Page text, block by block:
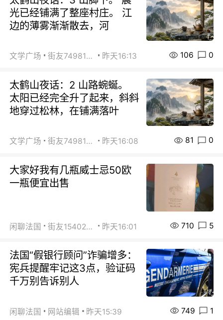
光已经铺满了整座村庄。 江
边的薄雾渐渐散去，河
文学广场 街友74981146 昨天16:13 106 0
太鹤山夜话：2 山路蜿蜒。
太阳已经完全升了起来，斜斜
地穿过松林，在铺满落叶
文学广场 街友74981146 昨天16:08 81 0
大家好我有几瓶威士忌50欧
一瓶便宜出售
闲聊法国 街友15402223 昨天16:01 710 5
法国“假银行顾问”诈骗增多：
宪兵提醒牢记这3点，验证码
千万别告诉别人
闲聊法国 网站编辑 昨天15:39 749 1